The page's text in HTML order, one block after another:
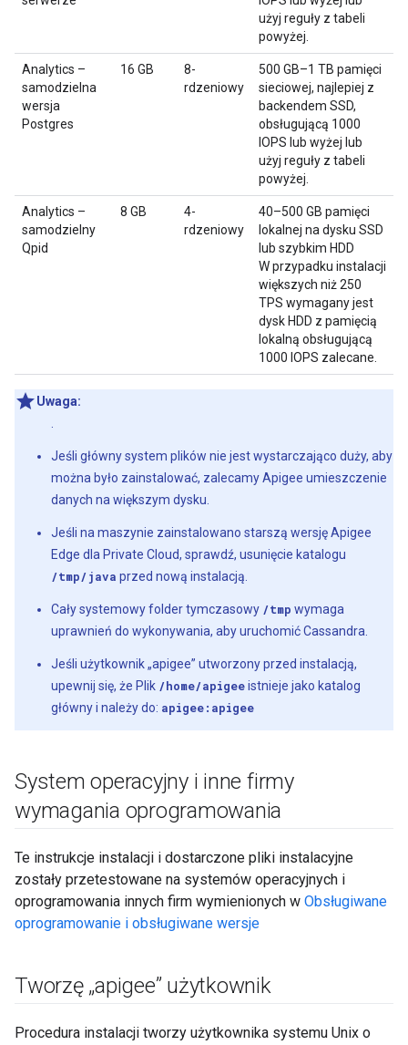
użyj reguły z tabeli
powyżej.
Analytics –
samodzielna
wersja
Postgres
16 GB
8-
rdzeniowy
500 GB–1 TB pamięci
sieciowej, najlepiej z
backendem SSD,
obsługującą 1000
IOPS lub wyżej lub
użyj reguły z tabeli
powyżej.
Analytics –
samodzielny
Qpid
8 GB
4-
rdzeniowy
40–500 GB pamięci
lokalnej na dysku SSD
lub szybkim HDD
W przypadku instalacji
większych niż 250
TPS wymagany jest
dysk HDD z pamięcią
lokalną obsługującą
1000 IOPS zalecane.
Uwaga:
Jeśli główny system plików nie jest wystarczająco duży, aby
można było zainstalować, zalecamy Apigee umieszczenie
danych na większym dysku.
Jeśli na maszynie zainstalowano starszą wersję Apigee
Edge dla Private Cloud, sprawdź, usunięcie katalogu
/tmp/java przed nową instalacją.
Cały systemowy folder tymczasowy /tmp wymaga
uprawnień do wykonywania, aby uruchomić Cassandra.
Jeśli użytkownik „apigee” utworzony przed instalacją,
upewnij się, że Plik /home/apigeeistnieje jako katalog
główny i należy do: apigee:apigee
System operacyjny i inne firmy
wymagania oprogramowania
Te instrukcje instalacji i dostarczone pliki instalacyjne
zostały przetestowane na systemów operacyjnych i
oprogramowania innych firm wymienionych w Obsługiwane
oprogramowanie i obsługiwane wersje
Tworzę „apigee” użytkownik
Procedura instalacji tworzy użytkownika systemu Unix o